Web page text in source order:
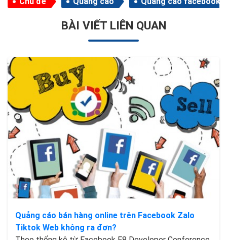
BÀI VIẾT LIÊN QUAN
Quảng cáo bán hàng online trên Facebook Zalo
Tiktok Web không ra đơn?